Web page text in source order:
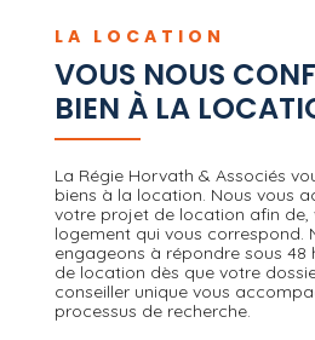
LA LOCATION
VOUS NOUS
BIEN À LA
La Régie Horvath & Associés
biens à la location. Nous vous
votre projet de location afin de,
logement qui vous correspond.
engageons à répondre sous
de location dès que votre
conseiller unique vous
processus de recherche.